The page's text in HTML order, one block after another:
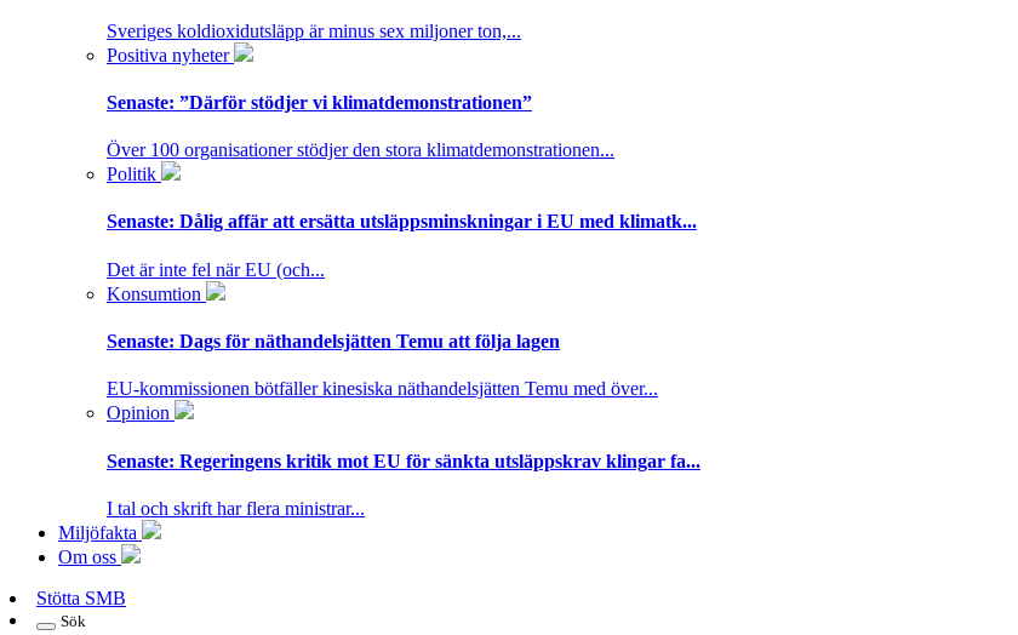
Sveriges koldioxidutsläpp är minus sex miljoner ton,...
Positiva nyheter
Senaste: ”Därför stödjer vi klimatdemonstrationen”
Över 100 organisationer stödjer den stora klimatdemonstrationen...
Politik
Senaste: Dålig affär att ersätta utsläppsminskningar i EU med klimatk...
Det är inte fel när EU (och...
Konsumtion
Senaste: Dags för näthandelsjätten Temu att följa lagen
EU-kommissionen bötfäller kinesiska näthandelsjätten Temu med över...
Opinion
Senaste: Regeringens kritik mot EU för sänkta utsläppskrav klingar fa...
I tal och skrift har flera ministrar...
Miljöfakta
Om oss
Stötta SMB
Sök